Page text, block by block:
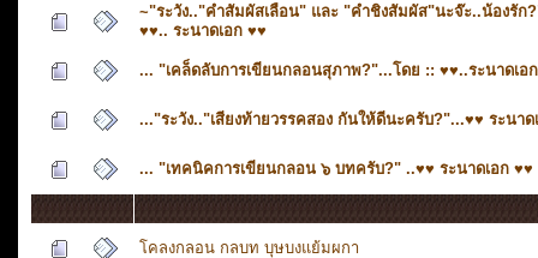
~"ระวัง.."คำสัมผัสเลือน" และ "คำชิงสัมผัส"นะจ๊ะ..น้องรัก
♥♥.. ระนาดเอก ♥♥
... "เคล็ดลับการเขียนกลอนสุภาพ?"...โดย :: ♥♥..ระนาดเอ
..."ระวัง.."เสียงท้ายวรรคสอง กันให้ดีนะครับ?"...♥♥ ระนาด
... "เทคนิคการเขียนกลอน ๖ บทครับ?" ..♥♥ ระนาดเอก ♥♥
โคลงกลอน กลบท บุษบงแย้มผกา